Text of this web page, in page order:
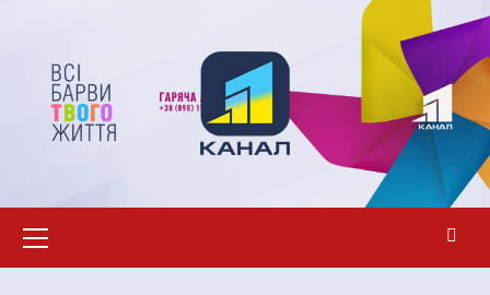
вмісту
меню